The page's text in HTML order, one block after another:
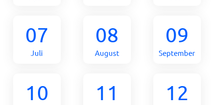
07
Juli
08
August
09
September
10 11 12